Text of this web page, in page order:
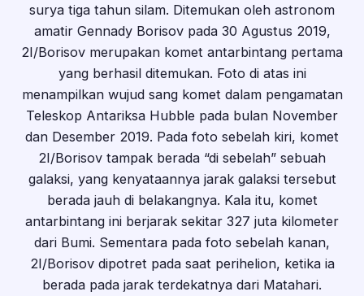
surya tiga tahun silam. Ditemukan oleh astronom
amatir Gennady Borisov pada 30 Agustus 2019,
2I/Borisov merupakan komet antarbintang pertama
yang berhasil ditemukan. Foto di atas ini
menampilkan wujud sang komet dalam pengamatan
Teleskop Antariksa Hubble pada bulan November
dan Desember 2019. Pada foto sebelah kiri, komet
2I/Borisov tampak berada “di sebelah” sebuah
galaksi, yang kenyataannya jarak galaksi tersebut
berada jauh di belakangnya. Kala itu, komet
antarbintang ini berjarak sekitar 327 juta kilometer
dari Bumi. Sementara pada foto sebelah kanan,
2I/Borisov dipotret pada saat perihelion, ketika ia
berada pada jarak terdekatnya dari Matahari.